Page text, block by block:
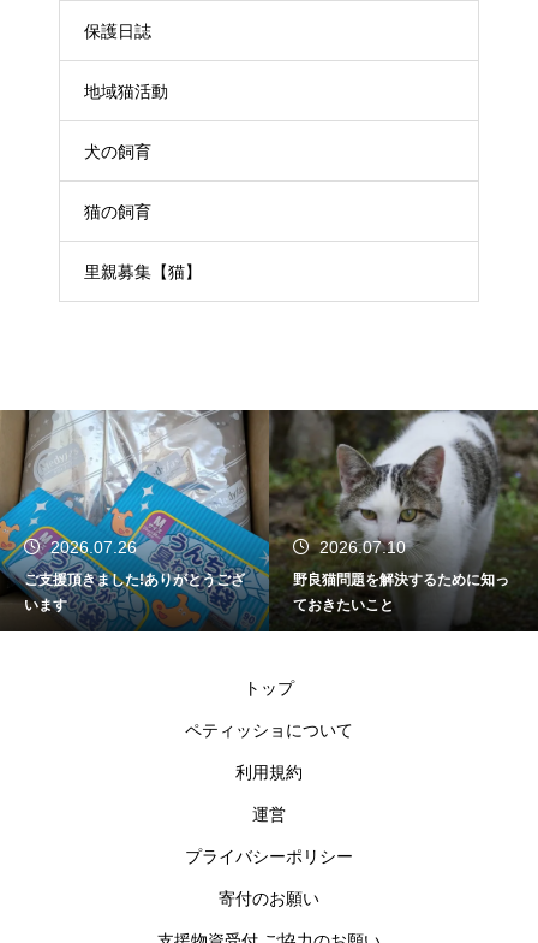
保護日誌
地域猫活動
犬の飼育
猫の飼育
里親募集【猫】
2026.07.26
ご支援頂きました!ありがとうござ
います
2026.07.10
野良猫問題を解決するために知っ
ておきたいこと
トップ
ペティッショについて
利用規約
運営
プライバシーポリシー
寄付のお願い